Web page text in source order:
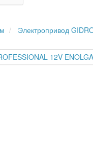
Электропривод